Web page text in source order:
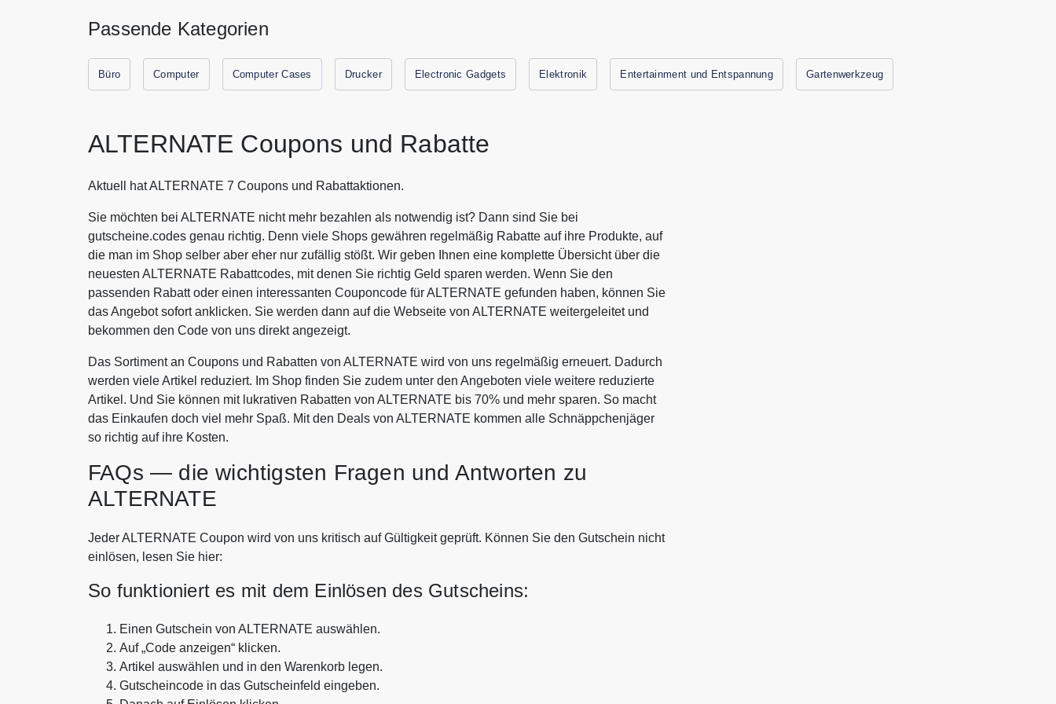
Passende Kategorien
Büro Computer Computer Cases Drucker Electronic Gadgets Elektronik Entertainment und Entspannung Gartenwerkzeug
ALTERNATE Coupons und Rabatte
Aktuell hat ALTERNATE 7 Coupons und Rabattaktionen.
Sie möchten bei ALTERNATE nicht mehr bezahlen als notwendig ist? Dann sind Sie bei
gutscheine.codes genau richtig. Denn viele Shops gewähren regelmäßig Rabatte auf ihre Produkte, auf
die man im Shop selber aber eher nur zufällig stößt. Wir geben Ihnen eine komplette Übersicht über die
neuesten ALTERNATE Rabattcodes, mit denen Sie richtig Geld sparen werden. Wenn Sie den
passenden Rabatt oder einen interessanten Couponcode für ALTERNATE gefunden haben, können Sie
das Angebot sofort anklicken. Sie werden dann auf die Webseite von ALTERNATE weitergeleitet und
bekommen den Code von uns direkt angezeigt.
Das Sortiment an Coupons und Rabatten von ALTERNATE wird von uns regelmäßig erneuert. Dadurch
werden viele Artikel reduziert. Im Shop finden Sie zudem unter den Angeboten viele weitere reduzierte
Artikel. Und Sie können mit lukrativen Rabatten von ALTERNATE bis 70% und mehr sparen. So macht
das Einkaufen doch viel mehr Spaß. Mit den Deals von ALTERNATE kommen alle Schnäppchenjäger
so richtig auf ihre Kosten.
FAQs — die wichtigsten Fragen und Antworten zu
ALTERNATE
Jeder ALTERNATE Coupon wird von uns kritisch auf Gültigkeit geprüft. Können Sie den Gutschein nicht
einlösen, lesen Sie hier:
So funktioniert es mit dem Einlösen des Gutscheins:
Einen Gutschein von ALTERNATE auswählen.
Auf „Code anzeigen“ klicken.
Artikel auswählen und in den Warenkorb legen.
Gutscheincode in das Gutscheinfeld eingeben.